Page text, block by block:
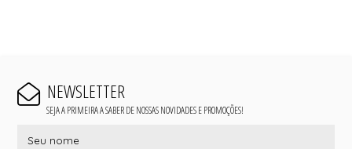
NEWSLETTER
SEJA A PRIMEIRA A SABER DE NOSSAS NOVIDADES E PROMOÇÕES!